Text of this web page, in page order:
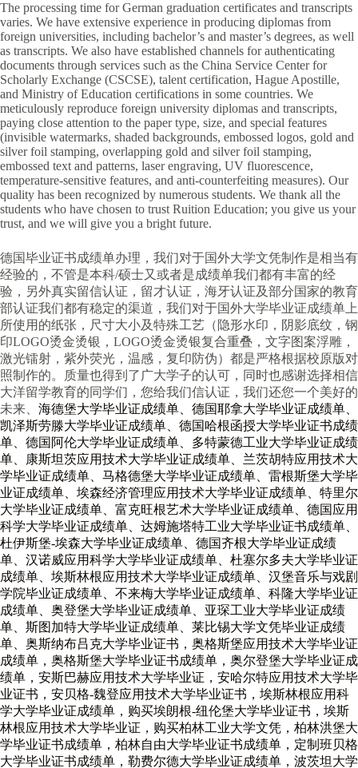
The processing time for German graduation certificates and transcripts
varies. We have extensive experience in producing diplomas from
foreign universities, including bachelor’s and master’s degrees, as well
as transcripts. We also have established channels for authenticating
documents through services such as the China Service Center for
Scholarly Exchange (CSCSE), talent certification, Hague Apostille,
and Ministry of Education certifications in some countries. We
meticulously reproduce foreign university diplomas and transcripts,
paying close attention to the paper type, size, and special features
(invisible watermarks, shaded backgrounds, embossed logos, gold and
silver foil stamping, overlapping gold and silver foil stamping,
embossed text and patterns, laser engraving, UV fluorescence,
temperature-sensitive features, and anti-counterfeiting measures). Our
quality has been recognized by numerous students. We thank all the
students who have chosen to trust Ruition Education; you give us your
trust, and we will give you a bright future.
德国毕业证书成绩单办理，我们对于国外大学文凭制作是相当有
经验的，不管是本科/硕士又或者是成绩单我们都有丰富的经
验，另外真实留信认证，留才认证，海牙认证及部分国家的教育
部认证我们都有稳定的渠道，我们对于国外大学毕业证成绩单上
所使用的纸张，尺寸大小及特殊工艺（隐形水印，阴影底纹，钢
印LOGO烫金烫银，LOGO烫金烫银复合重叠，文字图案浮雕，
激光镭射，紫外荧光，温感，复印防伪）都是严格根据校原版对
照制作的。质量也得到了广大学子的认可，同时也感谢选择相信
大洋留学教育的同学们，您给我们信认证，我们还您一个美好的
未来、 海德堡大学毕业证成绩单、德国耶拿大学毕业证成绩单、
凯泽斯劳滕大学毕业证成绩单、德国哈根函授大学毕业证书成绩
单、德国阿伦大学毕业证成绩单、多特蒙德工业大学毕业证成绩
单、康斯坦茨应用技术大学毕业证成绩单、兰茨胡特应用技术大
学毕业证成绩单、马格德堡大学毕业证成绩单、雷根斯堡大学毕
业证成绩单、埃森经济管理应用技术大学毕业证成绩单、特里尔
大学毕业证成绩单、富克旺根艺术大学毕业证成绩单、德国应用
科学大学毕业证成绩单、达姆施塔特工业大学毕业证书成绩单、
杜伊斯堡-埃森大学毕业证成绩单、德国齐根大学毕业证成绩
单、汉诺威应用科学大学毕业证成绩单、杜塞尔多夫大学毕业证
成绩单、埃斯林根应用技术大学毕业证成绩单、汉堡音乐与戏剧
学院毕业证成绩单、不来梅大学毕业证成绩单、科隆大学毕业证
成绩单、奥登堡大学毕业证成绩单、亚琛工业大学毕业证成绩
单、斯图加特大学毕业证成绩单、莱比锡大学文凭毕业证成绩
单、奥斯纳布吕克大学毕业证书，奥格斯堡应用技术大学毕业证
成绩单，奥格斯堡大学毕业证书成绩单，奥尔登堡大学毕业证成
绩单，安斯巴赫应用技术大学毕业证，安哈尔特应用技术大学毕
业证书，安贝格-魏登应用技术大学毕业证书，埃斯林根应用科
学大学毕业证成绩单，购买埃朗根-纽伦堡大学毕业证书，埃斯
林根应用技术大学毕业证，购买柏林工业大学文凭，柏林洪堡大
学毕业证书成绩单，柏林自由大学毕业证书成绩单，定制班贝格
大学毕业证书成绩单，勒费尔德大学毕业证成绩单，波茨坦大学